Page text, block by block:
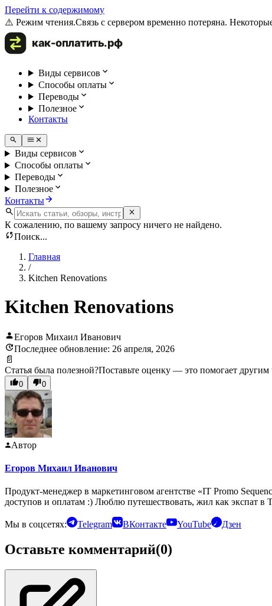
Перейти к содержимому
⚠️ Режим чтения.Связь с сервером временно потеряна.
Виды сервисов
Способы оплаты
Переводы
Полезное
Контакты
Виды сервисов
Способы оплаты
Переводы
Полезное
Контакты
К сожалению, по вашему запросу ничего не найдено.
Поиск...
Главная
/
Kitchen Renovations
Kitchen Renovations
Егоров Михаил Иванович
Последнее обновление: 26 апреля, 2026
📄
Статья была полезной?Поставьте оценку — это помогает другим
0 0
Автор
Егоров Михаил Иванович
Продукт-менеджер в маркетинговом агентстве «IT Promo
доступов и оплатам :) Люблю путешествовать, жил как экспат
Мы в соцсетях: Telegram ВКонтакте YouTube Дзен
Оставьте комментарий(0)